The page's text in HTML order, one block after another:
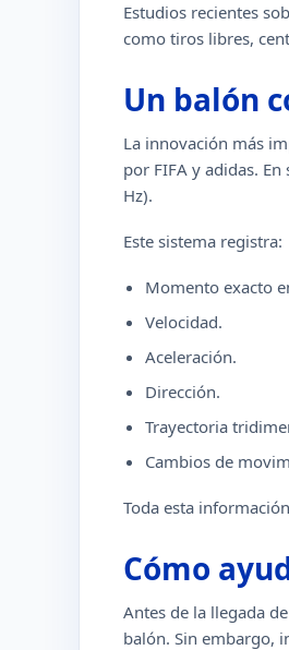
Estudios recientes
como tiros libres,
Un balón
La innovación más
por FIFA y adidas.
Hz).
Este sistema registra:
Momento exacto
Velocidad.
Aceleración.
Dirección.
Trayectoria
Cambios de
Toda esta
Cómo
Antes de la llegada
balón. Sin embargo,